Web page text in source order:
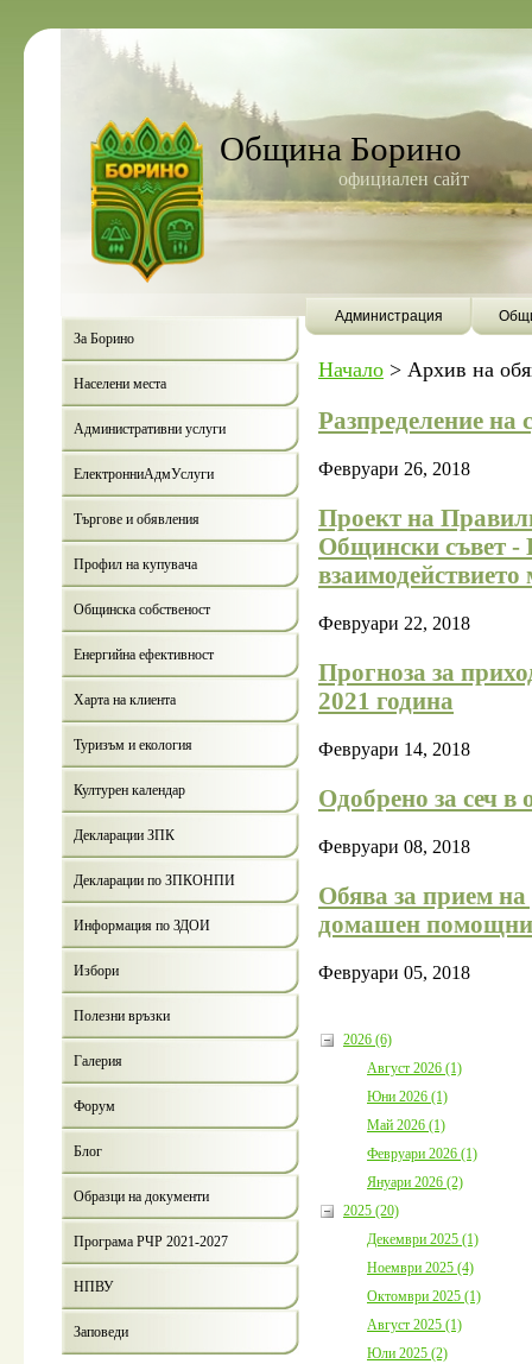
Община Борино
официален сайт
Администрация
За Борино
Населени места
Административни услуги
ЕлектронниАдмУслуги
Търгове и обявления
Профил на купувача
Общинска собственост
Енергийна ефективност
Харта на клиента
Туризъм и екология
Културен календар
Декларации ЗПК
Декларации по ЗПКОНПИ
Информация по ЗДОИ
Избори
Полезни връзки
Галерия
Форум
Блог
Образци на документи
Програма РЧР 2021-2027
НПВУ
Заповеди
Начало > Архив на
Разпределение на
Февруари 26, 2018
Проект на
Общински съвет -
Февруари 22, 2018
Прогноза за
2021 година
Февруари 14, 2018
Одобрено за сеч в
Февруари 08, 2018
Обява за прием на
домашен
Февруари 05, 2018
2026 (6)
Август 2026 (1)
Юни 2026 (1)
Май 2026 (1)
Февруари 2026 (1)
Януари 2026 (2)
2025 (20)
Декември 2025 (1)
Ноември 2025 (4)
Октомври 2025 (1)
Август 2025 (1)
Юли 2025 (2)